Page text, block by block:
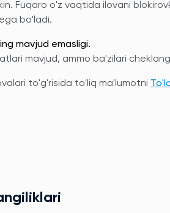
Fuqaro o'z vaqtida ilovani
bo'ladi.
mavjud emasligi.
mavjud, ammo ba'zilari
to'g'risida to'liq ma'lumotni